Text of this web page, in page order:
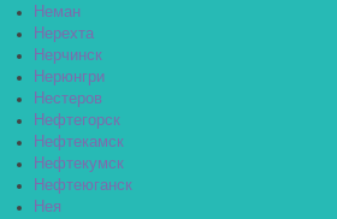
Неман
Нерехта
Нерчинск
Нерюнгри
Нестеров
Нефтегорск
Нефтекамск
Нефтекумск
Нефтеюганск
Нея